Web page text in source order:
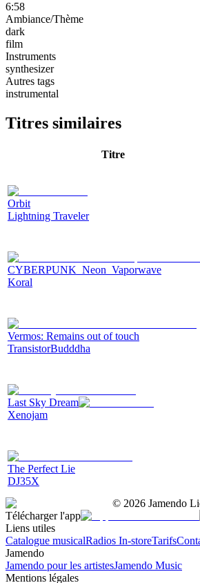
6:58
Ambiance/Thème
dark
film
Instruments
synthesizer
Autres tags
instrumental
Titres similaires
Titre
Orbit
Lightning Traveler
CYBERPUNK_Neon_Vaporwave
Koral
Vermos: Remains out of touch
TransistorBudddha
Last Sky Dream
Xenojam
The Perfect Lie
DJ35X
© 2026 Jamendo
Télécharger l'app
Liens utiles
Catalogue musicalRadios In-storeTarifs
Jamendo
Jamendo pour les artistesJamendo Music
Mentions légales